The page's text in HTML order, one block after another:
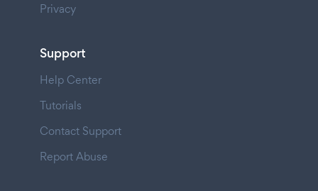
Privacy
Support
Help Center
Tutorials
Contact Support
Report Abuse